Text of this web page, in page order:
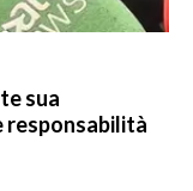
sua
responsabilità